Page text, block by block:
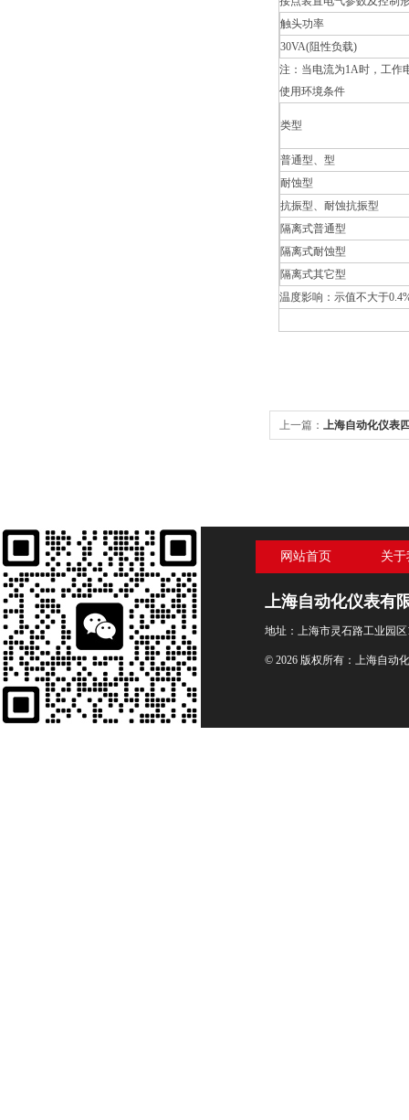
触头功率
30VA(阻性负载)
注：当电流为1A时，工作
使用环境条件
类型
普通型、型
耐蚀型
抗振型、耐蚀抗振型
隔离式普通型
隔离式耐蚀型
隔离式其它型
温度影响：示值不大于
上一篇： 上海自动化仪表
网站首页 关
上海自动化仪表有
地址：上海市灵石路工业园区
© 2026 版权所有：上海自动